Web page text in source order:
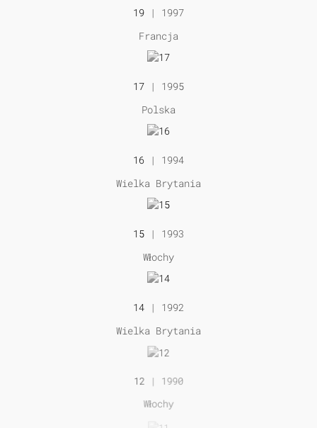
19 | 1997
Francja
17 | 1995
Polska
16 | 1994
Wielka Brytania
15 | 1993
Włochy
14 | 1992
Wielka Brytania
12 | 1990
Włochy